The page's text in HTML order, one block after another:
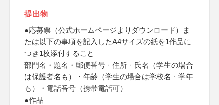
提出物
●応募票（公式ホームページよりダウンロード）ま
たは以下の事項を記入したA4サイズの紙を1作品に
つき1枚添付すること
部門名・題名・郵便番号・住所・氏名（学生の場合
は保護者名も）・年齢（学生の場合は学校名・学年
も）・電話番号（携帯電話可）
●作品